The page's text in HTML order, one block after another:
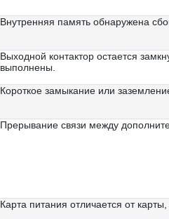
Внутренняя память обнаружена
Выходной контактор остается
выполнены.
Короткое замыкание или
Прерывание связи между
Карта питания отличается от